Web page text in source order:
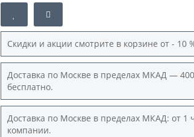
Скидки и акции смотрите в корзине от - 10
Доставка по Москве в пределах МКАД —
бесплатно.
Доставка по Москве в пределах МКАД: от 1
компании.